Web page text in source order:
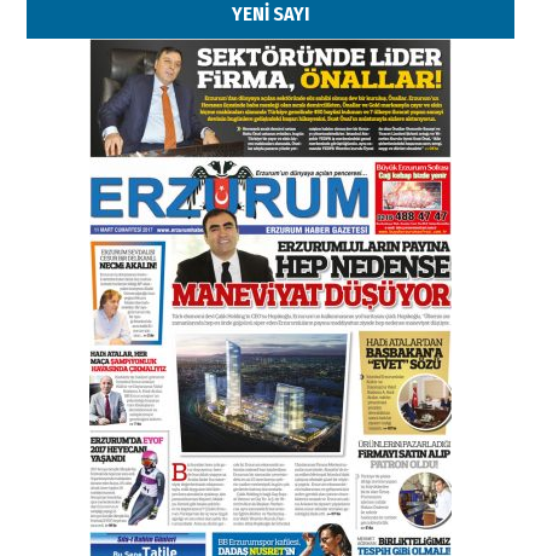
YENİ SAYI
Başkan Sekmen’den Erzurum’a
bir vizyon proje daha!
02 Ağustos 2026 Pazar
Kadir SABUNCUOĞLU
Erzurumspor’un köşe taşları
29 Haziran 2026 Pazartesi
Kenan GÜLERCİ
Murat Şahsuvaroğlu ERKON’da
çıtayı yukarı taşırken,
yönetimdekiler aşağı
çekmemeli!
17 Şubat 2026 SalıOrhan BOZKURT
Bir fotoğraf, bir şehir, bir
gazeteci… Dizginler kimin
elinde?
31 Mart 2026 Salı
A. Berhan Yılmaz
BİR BÖLÜM DEĞİL, BİR ÖMÜR
SEÇİYORSUNUZ… “NEDEN
ATATÜRK ÜNİVERSİTESİ?”
28 Temmuz 2026 Salı